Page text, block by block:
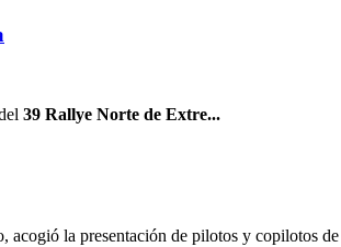
39 Rallye Norte de Extre...
acogió la presentación de pilotos y copilotos de